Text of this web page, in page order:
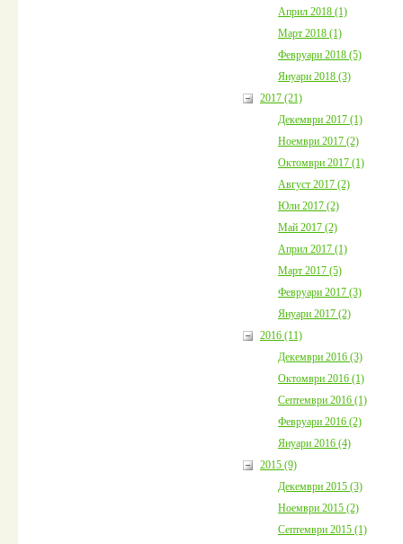
Април 2018 (1)
Март 2018 (1)
Февруари 2018 (5)
Януари 2018 (3)
2017 (21)
Декември 2017 (1)
Ноември 2017 (2)
Октомври 2017 (1)
Август 2017 (2)
Юли 2017 (2)
Май 2017 (2)
Април 2017 (1)
Март 2017 (5)
Февруари 2017 (3)
Януари 2017 (2)
2016 (11)
Декември 2016 (3)
Октомври 2016 (1)
Септември 2016 (1)
Февруари 2016 (2)
Януари 2016 (4)
2015 (9)
Декември 2015 (3)
Ноември 2015 (2)
Септември 2015 (1)